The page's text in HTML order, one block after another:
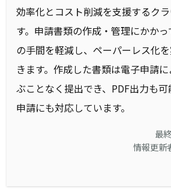
効率化とコスト削減を支援するク
す。申請書類の作成・管理にかか
の手間を軽減し、ペーパーレス化
きます。作成した書類は電子申請
ぶことなく提出でき、PDF出力も
申請にも対応しています。
最
情報更新